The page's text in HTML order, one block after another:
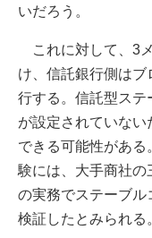
いだろう。
これに対して、3
け、信託銀行側は
行する。信託型ステ
が設定されていない
できる可能性があ
験には、大手商社の
の実務でステーブル
検証したとみられる